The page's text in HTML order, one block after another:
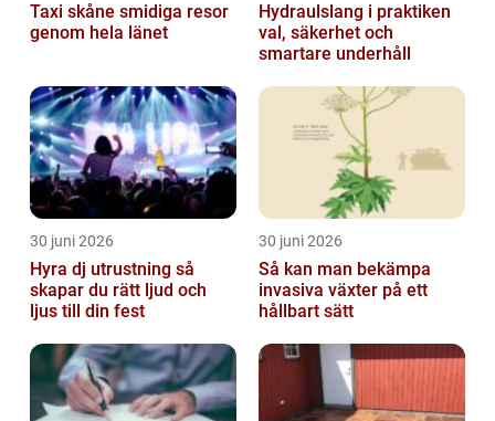
Taxi skåne smidiga resor
genom hela länet
Hydraulslang i praktiken
val, säkerhet och
smartare underhåll
30 juni 2026
Hyra dj utrustning så
skapar du rätt ljud och
ljus till din fest
30 juni 2026
Så kan man bekämpa
invasiva växter på ett
hållbart sätt